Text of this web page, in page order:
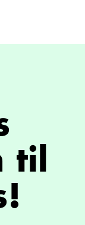
til